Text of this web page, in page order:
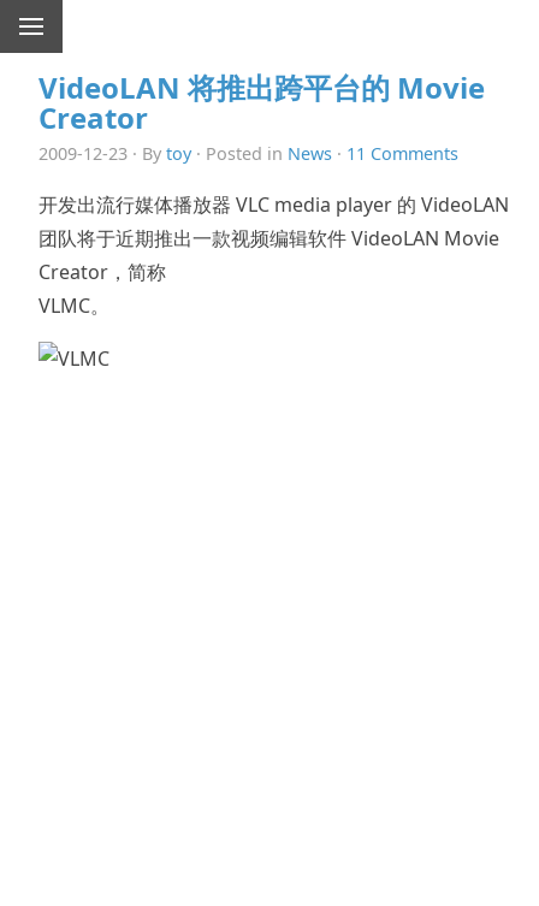
VideoLAN 将推出跨平台的 Movie
Creator
2009-12-23 · By toy· Posted in News · 11 Comments
开发出流行媒体播放器 VLC media player 的 VideoLAN
团队将于近期推出一款视频编辑软件 VideoLAN Movie
Creator，简称
VLMC。